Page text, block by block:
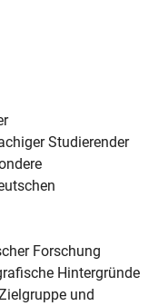
Studierender
Forschung
Hintergründe
und